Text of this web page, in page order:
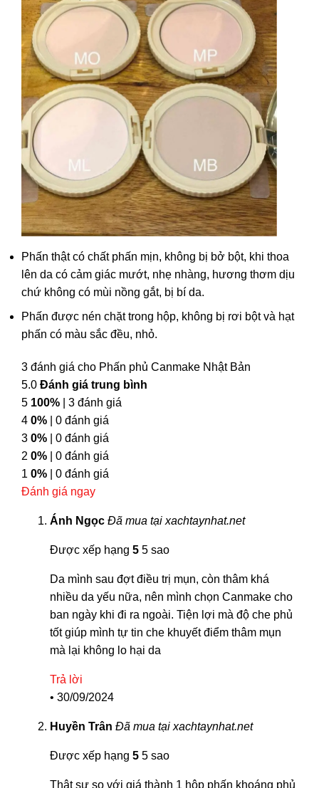
Phấn thật có chất phấn mịn, không bị bở bột, khi thoa
lên da có cảm giác mướt, nhẹ nhàng, hương thơm dịu
chứ không có mùi nồng gắt, bị bí da.
Phấn được nén chặt trong hộp, không bị rơi bột và hạt
phấn có màu sắc đều, nhỏ.
3 đánh giá cho Phấn phủ Canmake Nhật Bản
5.0 Đánh giá trung bình
5 100% | 3 đánh giá
4 0% | 0 đánh giá
3 0% | 0 đánh giá
2 0% | 0 đánh giá
1 0% | 0 đánh giá
Đánh giá ngay
Ánh Ngọc Đã mua tại xachtaynhat.net
Được xếp hạng 5 5 sao
Da mình sau đợt điều trị mụn, còn thâm khá
nhiều da yếu nữa, nên mình chọn Canmake cho
ban ngày khi đi ra ngoài. Tiện lợi mà độ che phủ
tốt giúp mình tự tin che khuyết điểm thâm mụn
mà lại không lo hại da
Trả lời
• 30/09/2024
Huyền Trân Đã mua tại xachtaynhat.net
Được xếp hạng 5 5 sao
Thật sự so với giá thành 1 hộp phấn khoáng phủ